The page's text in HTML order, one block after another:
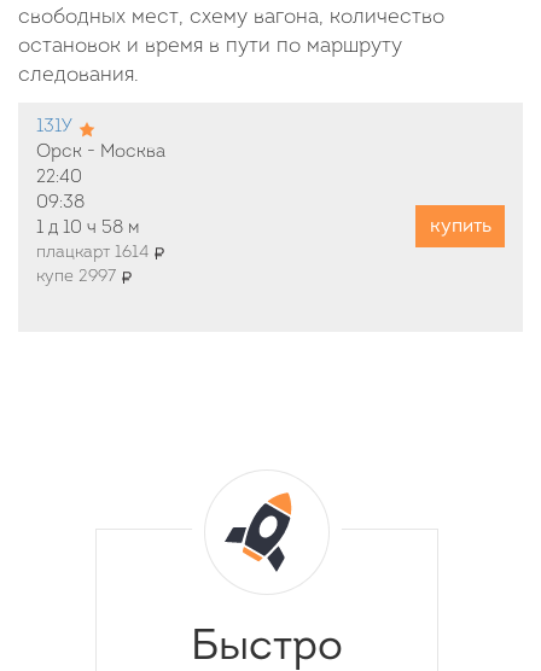
свободных мест, схему вагона, количество
остановок и время в пути по маршруту
следования.
131У
Орск - Москва
22:40
09:38
1 д 10 ч 58 м
плацкарт 1614
купе 2997
купить
Быстро